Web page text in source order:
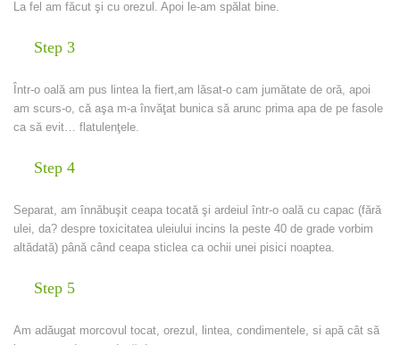
La fel am făcut şi cu orezul. Apoi le-am spălat bine.
Step 3
Într-o oală am pus lintea la fiert,am lăsat-o cam jumătate de oră, apoi
am scurs-o, că aşa m-a învăţat bunica să arunc prima apa de pe fasole
ca să evit… flatulenţele.
Step 4
Separat, am înnăbuşit ceapa tocată şi ardeiul într-o oală cu capac (fără
ulei, da? despre toxicitatea uleiului incins la peste 40 de grade vorbim
altădată) până când ceapa sticlea ca ochii unei pisici noaptea.
Step 5
Am adăugat morcovul tocat, orezul, lintea, condimentele, si apă cât să